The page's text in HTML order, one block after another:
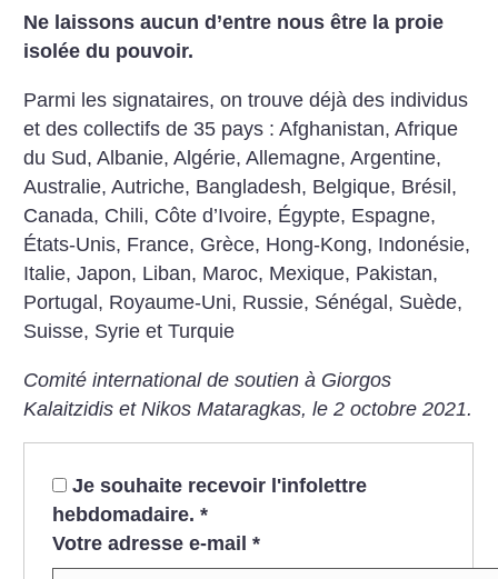
Ne laissons aucun d’entre nous être la proie
isolée du pouvoir.
Parmi les signataires, on trouve déjà des individus
et des collectifs de 35 pays : Afghanistan, Afrique
du Sud, Albanie, Algérie, Allemagne, Argentine,
Australie, Autriche, Bangladesh, Belgique, Brésil,
Canada, Chili, Côte d’Ivoire, Égypte, Espagne,
États-Unis, France, Grèce, Hong-Kong, Indonésie,
Italie, Japon, Liban, Maroc, Mexique, Pakistan,
Portugal, Royaume-Uni, Russie, Sénégal, Suède,
Suisse, Syrie et Turquie
Comité international de soutien à Giorgos
Kalaitzidis et Nikos Mataragkas, le 2 octobre 2021.
Je souhaite recevoir l'infolettre
hebdomadaire. *
Votre adresse e-mail *